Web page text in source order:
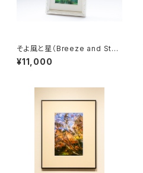
そよ風と星（Breeze and Star
s）
¥11,000